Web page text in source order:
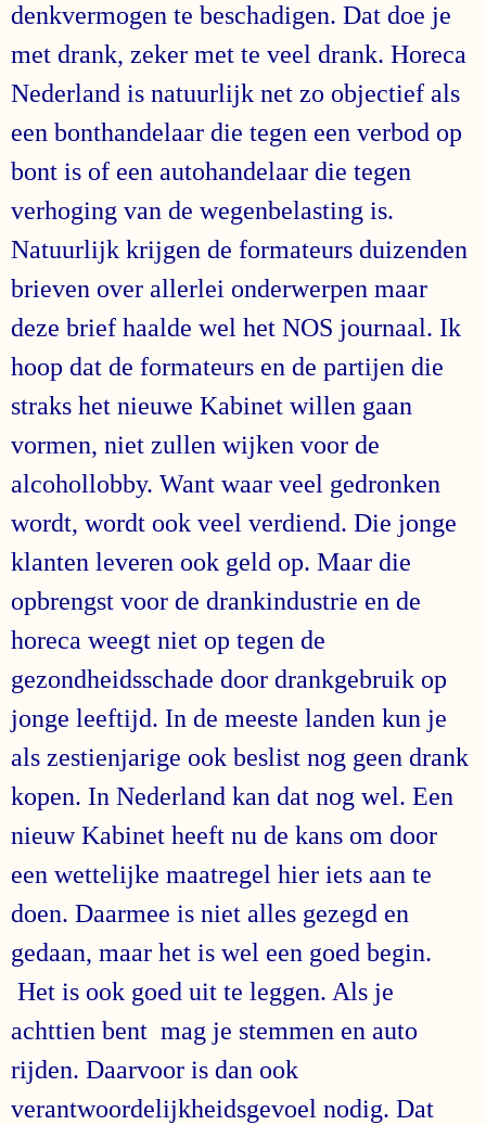
denkvermogen te beschadigen. Dat doe je
met drank, zeker met te veel drank. Horeca
Nederland is natuurlijk net zo objectief als
een bonthandelaar die tegen een verbod op
bont is of een autohandelaar die tegen
verhoging van de wegenbelasting is.
Natuurlijk krijgen de formateurs duizenden
brieven over allerlei onderwerpen maar
deze brief haalde wel het NOS journaal. Ik
hoop dat de formateurs en de partijen die
straks het nieuwe Kabinet willen gaan
vormen, niet zullen wijken voor de
alcohollobby. Want waar veel gedronken
wordt, wordt ook veel verdiend. Die jonge
klanten leveren ook geld op. Maar die
opbrengst voor de drankindustrie en de
horeca weegt niet op tegen de
gezondheidsschade door drankgebruik op
jonge leeftijd. In de meeste landen kun je
als zestienjarige ook beslist nog geen drank
kopen. In Nederland kan dat nog wel. Een
nieuw Kabinet heeft nu de kans om door
een wettelijke maatregel hier iets aan te
doen. Daarmee is niet alles gezegd en
gedaan, maar het is wel een goed begin.
Het is ook goed uit te leggen. Als je
achttien bent mag je stemmen en auto
rijden. Daarvoor is dan ook
verantwoordelijkheidsgevoel nodig. Dat